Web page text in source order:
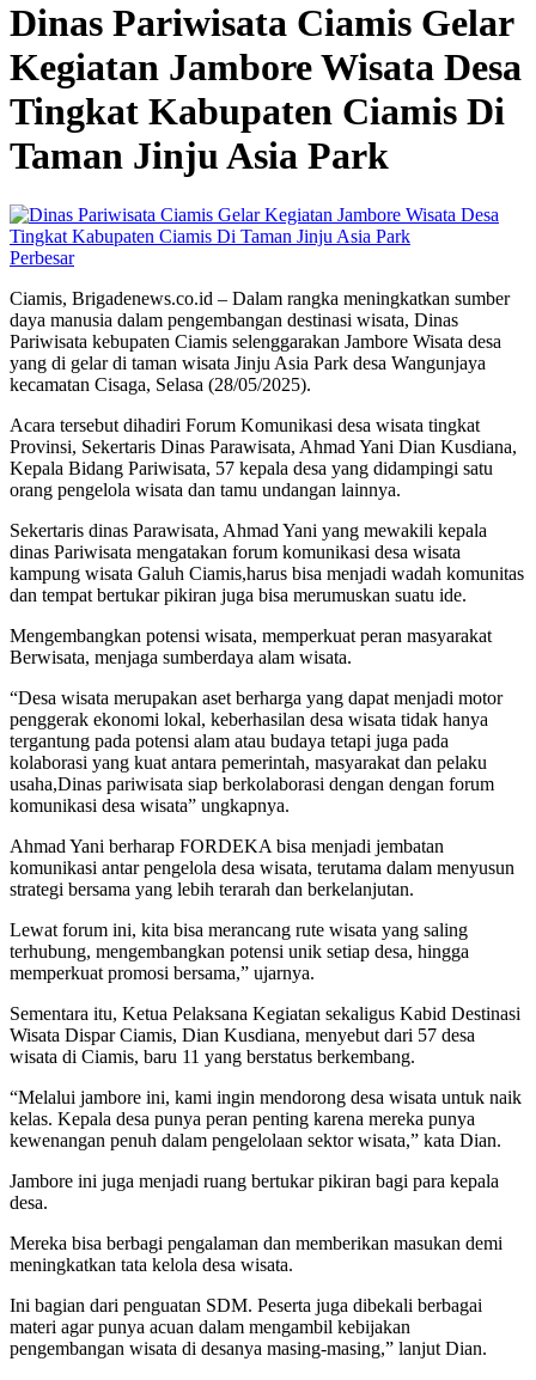
Dinas Pariwisata Ciamis Gelar
Kegiatan Jambore Wisata Desa
Tingkat Kabupaten Ciamis Di
Taman Jinju Asia Park
Perbesar
Ciamis, Brigadenews.co.id – Dalam rangka meningkatkan sumber
daya manusia dalam pengembangan destinasi wisata, Dinas
Pariwisata kebupaten Ciamis selenggarakan Jambore Wisata desa
yang di gelar di taman wisata Jinju Asia Park desa Wangunjaya
kecamatan Cisaga, Selasa (28/05/2025).
Acara tersebut dihadiri Forum Komunikasi desa wisata tingkat
Provinsi, Sekertaris Dinas Parawisata, Ahmad Yani Dian Kusdiana,
Kepala Bidang Pariwisata, 57 kepala desa yang didampingi satu
orang pengelola wisata dan tamu undangan lainnya.
Sekertaris dinas Parawisata, Ahmad Yani yang mewakili kepala
dinas Pariwisata mengatakan forum komunikasi desa wisata
kampung wisata Galuh Ciamis,harus bisa menjadi wadah komunitas
dan tempat bertukar pikiran juga bisa merumuskan suatu ide.
Mengembangkan potensi wisata, memperkuat peran masyarakat
Berwisata, menjaga sumberdaya alam wisata.
“Desa wisata merupakan aset berharga yang dapat menjadi motor
penggerak ekonomi lokal, keberhasilan desa wisata tidak hanya
tergantung pada potensi alam atau budaya tetapi juga pada
kolaborasi yang kuat antara pemerintah, masyarakat dan pelaku
usaha,Dinas pariwisata siap berkolaborasi dengan dengan forum
komunikasi desa wisata” ungkapnya.
Ahmad Yani berharap FORDEKA bisa menjadi jembatan
komunikasi antar pengelola desa wisata, terutama dalam menyusun
strategi bersama yang lebih terarah dan berkelanjutan.
Lewat forum ini, kita bisa merancang rute wisata yang saling
terhubung, mengembangkan potensi unik setiap desa, hingga
memperkuat promosi bersama,” ujarnya.
Sementara itu, Ketua Pelaksana Kegiatan sekaligus Kabid Destinasi
Wisata Dispar Ciamis, Dian Kusdiana, menyebut dari 57 desa
wisata di Ciamis, baru 11 yang berstatus berkembang.
“Melalui jambore ini, kami ingin mendorong desa wisata untuk naik
kelas. Kepala desa punya peran penting karena mereka punya
kewenangan penuh dalam pengelolaan sektor wisata,” kata Dian.
Jambore ini juga menjadi ruang bertukar pikiran bagi para kepala
desa.
Mereka bisa berbagi pengalaman dan memberikan masukan demi
meningkatkan tata kelola desa wisata.
Ini bagian dari penguatan SDM. Peserta juga dibekali berbagai
materi agar punya acuan dalam mengambil kebijakan
pengembangan wisata di desanya masing-masing,” lanjut Dian.